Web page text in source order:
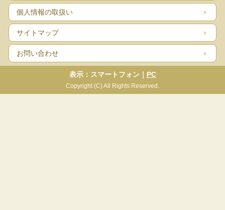
個人情報の取扱い
サイトマップ
お問い合わせ
表示：スマートフォン｜ PC
Copyright (C) All Rights Reserved.